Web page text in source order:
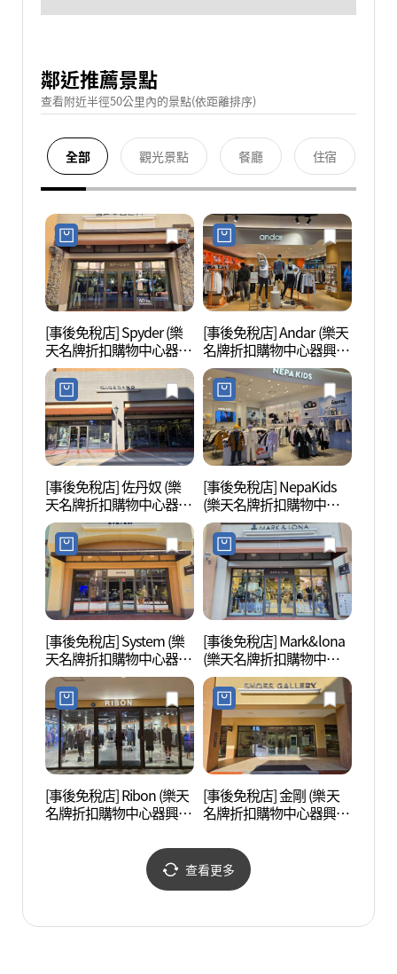
鄰近推薦景點
查看附近半徑50公里內的景點(依距離排序)
全部 觀光景點 餐廳 住宿
[事後免稅店] Spyder (樂
天名牌折扣購物中心器興
店)(스파이더 롯데프리미
엄아울렛 기흥점)
[事後免稅店] Andar (樂天
名牌折扣購物中心器興
店)(안다르 롯데프리미엄
아울렛 기흥점)
[事後免稅店] 佐丹奴 (樂
天名牌折扣購物中心器興
店)(지오다노 롯데프리미
엄아울렛 기흥점)
[事後免稅店] NepaKids
(樂天名牌折扣購物中心
器興店)(네파키즈 롯데프
리미엄아울렛 기흥점)
[事後免稅店] System (樂
天名牌折扣購物中心器興
店)(시스템 롯데프리미엄
아울렛 기흥점)
[事後免稅店] Mark&lona
(樂天名牌折扣購物中心
器興店)(마크앤로나 롯데
프리미엄아울렛 기흥점)
[事後免稅店] Ribon (樂天
名牌折扣購物中心器興
[事後免稅店] 金剛 (樂天
名牌折扣購物中心器興
엄아울렛 기흥점)
查看更多